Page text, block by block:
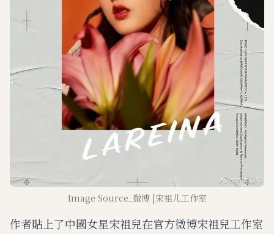
Image Source_微博 |宋祖儿工作室
作者貼上了中國女星宋祖兒在官方微博宋祖兒工作室